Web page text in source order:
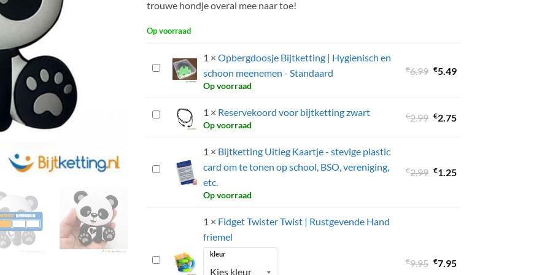
trouwe hondje overal mee naar toe!
Op voorraad
Opbergdoosje
Bijtketting
|
Hygienisch
schoon
-
Standaard
1 × Opbergdoosje Bijtketting | Hygienisch en
schoon meenemen - Standaard
Op voorraad
€6.99 Oorspronkelijke
was:
€6.99.
€5.49Huidige
is:
€5.49.
Reservekoord
1 × Reservekoord voor bijtketting zwart
Op voorraad
€2.99 Oorspronkelijke
€2.75Huidige
Bijtketting
-
om
1 × Bijtketting Uitleg Kaartje - stevige plastic
card om te tonen op school, BSO, vereniging,
etc.
Op voorraad
€2.99 Oorspronkelijke
€1.25Huidige
Fidget
1 × Fidget Twister Twist | Rustgevende Hand
friemel
kleur
€9.95 Oorspronkelijke
€7.95Huidige